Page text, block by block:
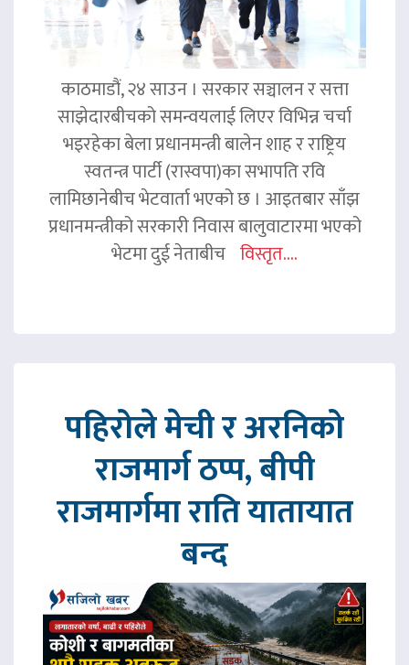
काठमाडौं, २४ साउन । सरकार सञ्चालन र सत्ता
साझेदारबीचको समन्वयलाई लिएर विभिन्न चर्चा
भइरहेका बेला प्रधानमन्त्री बालेन शाह र राष्ट्रिय
स्वतन्त्र पार्टी (रास्वपा)का सभापति रवि
लामिछानेबीच भेटवार्ता भएको छ । आइतबार साँझ
प्रधानमन्त्रीको सरकारी निवास बालुवाटारमा भएको
भेटमा दुई नेताबीच विस्तृत....
पहिरोले मेची र अरनिको
राजमार्ग ठप्प, बीपी
राजमार्गमा राति यातायात
बन्द